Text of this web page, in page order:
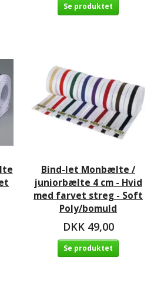
Se produktet
Bind-let Monbælte /
juniorbælte 4 cm - Hvid
med farvet streg - Soft
Poly/bomuld
DKK 49,00
Se produktet